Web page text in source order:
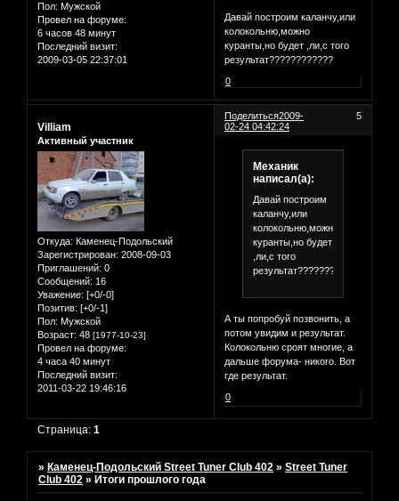
Пол: Мужской
Провел на форуме:
6 часов 48 минут
Последний визит:
2009-03-05 22:37:01
Давай построим каланчу,или
колокольню,можно
куранты,но будет ,ли,с того
результат????????????
0
Поделиться 5
2009-
02-24 04:42:24
Villiam
Активный участник
Откуда: Каменец-Подольский
Зарегистрирован: 2008-09-03
Приглашений: 0
Сообщений: 16
Уважение: [+0/-0]
Позитив: [+0/-1]
Пол: Мужской
Возраст: 48 [1977-10-23]
Провел на форуме:
4 часа 40 минут
Последний визит:
2011-03-22 19:46:16
Механик
написал(а):
Давай построим
каланчу,или
колокольню,можно
куранты,но будет
,ли,с того
результат????????????
А ты попробуй позвонить, а
потом увидим и результат.
Колокольню сроят многие, а
дальше форума- никого. Вот
где результат.
0
Страница:1
»Каменец-Подольский Street Tuner Club 402 »Street Tuner
Club 402 »Итоги прошлого года